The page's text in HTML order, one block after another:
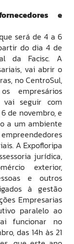
e
será de 4 a 6
do dia 4 de
da Facisc. A
vai abrir o
no CentroSul,
empresários
seguir com
de novembro, e
a um ambiente
A Expofloripa
jurídica,
exterior,
e outros
à gestão
Empresarias
paralelo ao
funcionar no
das 14h às 21